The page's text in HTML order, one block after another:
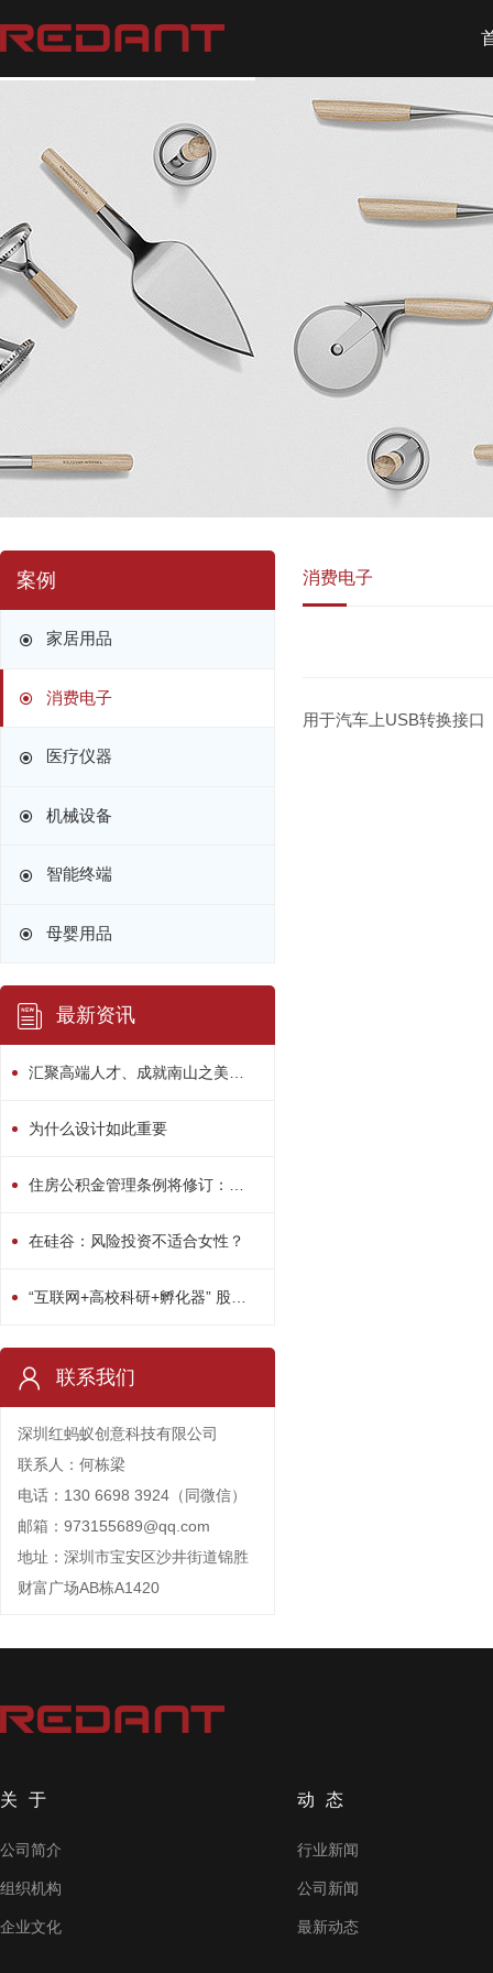
案例
家居用品
消费电子
医疗仪器
机械设备
智能终端
母婴用品
最新资讯
汇聚高端人才、成就南山之美！南山区“人才日”系列活动精彩绽放
为什么设计如此重要
住房公积金管理条例将修订：用途或多元化
在硅谷：风险投资不适合女性？
“互联网+高校科研+孵化器” 股权众筹平台启动
联系我们
深圳红蚂蚁创意科技有限公司
联系人：何栋梁
电话：130 6698 3924（同微信）
邮箱：973155689@qq.com
地址：深圳市宝安区沙井街道锦胜
财富广场AB栋A1420
消费电子
用于汽车上USB转换接口
关于
公司简介
组织机构
企业文化
动态
行业新闻
公司新闻
最新动态